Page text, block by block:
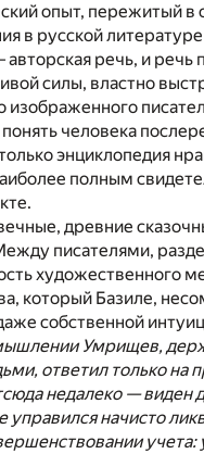
опыт, пережитый
в русской
речь, и
силы, властно
изображенного
человека
энциклопедия
полным
древние
писателями,
художественного
который Базиле,
собственной
Умрищев,
ответил только на
недалеко —
управился начисто